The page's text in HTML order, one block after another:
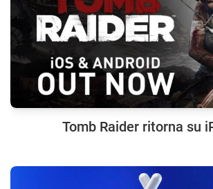
Tomb Raider ritorna su